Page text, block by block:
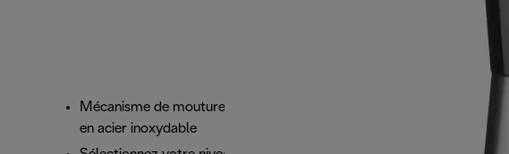
Mécanisme de mouture longue durée avec lames
en acier inoxydable